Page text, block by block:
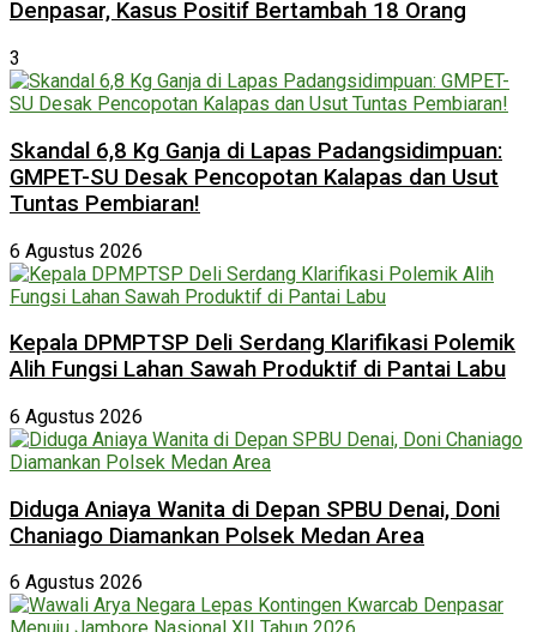
Denpasar, Kasus Positif Bertambah 18 Orang
3
Skandal 6,8 Kg Ganja di Lapas Padangsidimpuan:
GMPET-SU Desak Pencopotan Kalapas dan Usut
Tuntas Pembiaran!
6 Agustus 2026
Kepala DPMPTSP Deli Serdang Klarifikasi Polemik
Alih Fungsi Lahan Sawah Produktif di Pantai Labu
6 Agustus 2026
Diduga Aniaya Wanita di Depan SPBU Denai, Doni
Chaniago Diamankan Polsek Medan Area
6 Agustus 2026